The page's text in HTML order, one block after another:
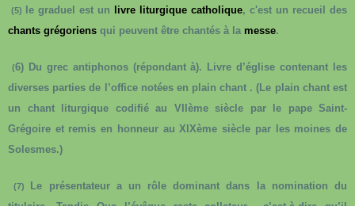
(5) le graduel est un livre liturgique catholique, c'est un recueil des
chants grégoriens qui peuvent être chantés à la messe.
(6) Du grec antiphonos (répondant à). Livre d’église contenant les
diverses parties de l’office notées en plain chant . (Le plain chant est
un chant liturgique codifié au VIIème siècle par le pape Saint-
Grégoire et remis en honneur au XIXème siècle par les moines de
Solesmes.)
(7) Le présentateur a un rôle dominant dans la nomination du